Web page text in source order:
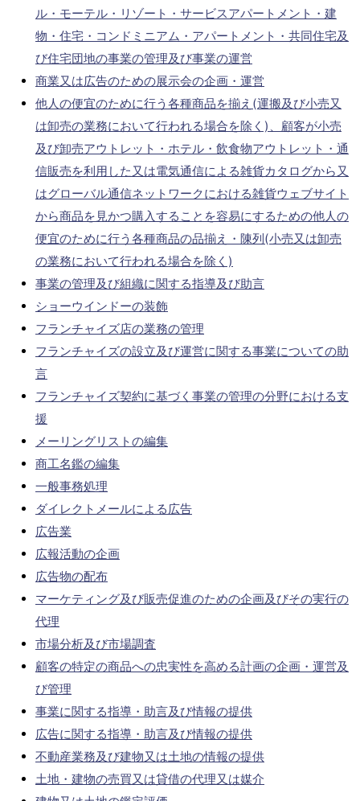
ル・モーテル・リゾート・サービスアパートメント・建
物・住宅・コンドミニアム・アパートメント・共同住宅及
び住宅団地の事業の管理及び事業の運営
商業又は広告のための展示会の企画・運営
他人の便宜のために行う各種商品を揃え(運搬及び小売又
は卸売の業務において行われる場合を除く)、顧客が小売
及び卸売アウトレット・ホテル・飲食物アウトレット・通
信販売を利用した又は電気通信による雑貨カタログから又
はグローバル通信ネットワークにおける雑貨ウェブサイト
から商品を見かつ購入することを容易にするための他人の
便宜のために行う各種商品の品揃え・陳列(小売又は卸売
の業務において行われる場合を除く)
事業の管理及び組織に関する指導及び助言
ショーウインドーの装飾
フランチャイズ店の業務の管理
フランチャイズの設立及び運営に関する事業についての助
言
フランチャイズ契約に基づく事業の管理の分野における支
援
メーリングリストの編集
商工名鑑の編集
一般事務処理
ダイレクトメールによる広告
広告業
広報活動の企画
広告物の配布
マーケティング及び販売促進のための企画及びその実行の
代理
市場分析及び市場調査
顧客の特定の商品への忠実性を高める計画の企画・運営及
び管理
事業に関する指導・助言及び情報の提供
広告に関する指導・助言及び情報の提供
不動産業務及び建物又は土地の情報の提供
土地・建物の売買又は貸借の代理又は媒介